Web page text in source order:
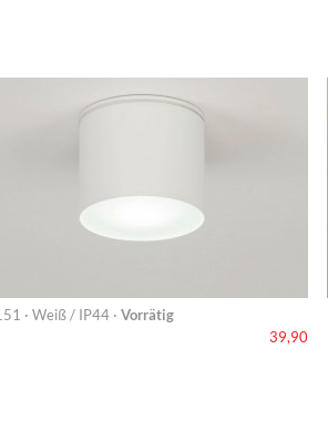
· Weiß / IP44 · Vorrätig
39,90